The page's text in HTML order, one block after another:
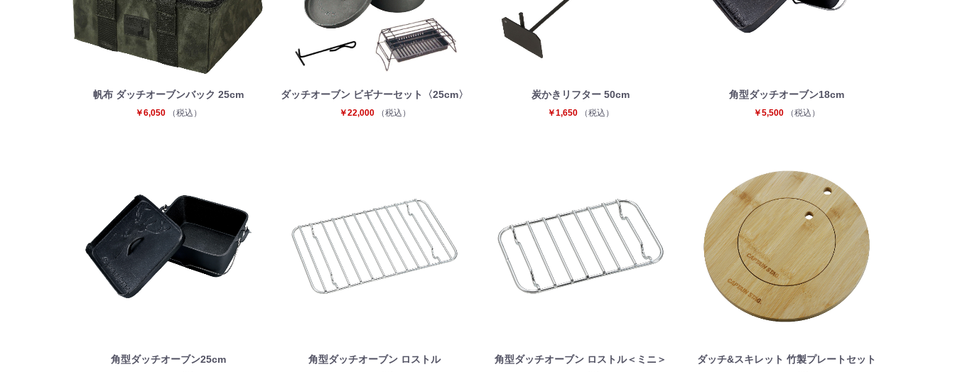
帆布 ダッチオーブンバック 25cm
￥6,050 （税込）
ダッチオーブン ビギナーセット〈25cm〉
￥22,000 （税込）
炭かきリフター 50cm
￥1,650 （税込）
角型ダッチオーブン18cm
￥5,500 （税込）
角型ダッチオーブン25cm 角型ダッチオーブン ロストル 角型ダッチオーブン ロストル＜ミニ＞ ダッチ&スキレット 竹製プレートセット